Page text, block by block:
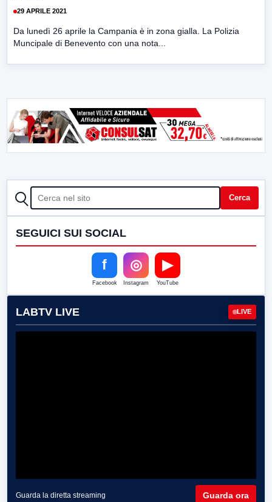
29 APRILE 2021
Da lunedì 26 aprile la Campania è in zona gialla. La Polizia
Muncipale di Benevento con una nota...
CERCA Cerca
SEGUICI SUI SOCIAL
f
Facebook
◎
Instagram
▶
YouTube
LABTV LIVE LIVE
Guarda la diretta streaming Guarda ora